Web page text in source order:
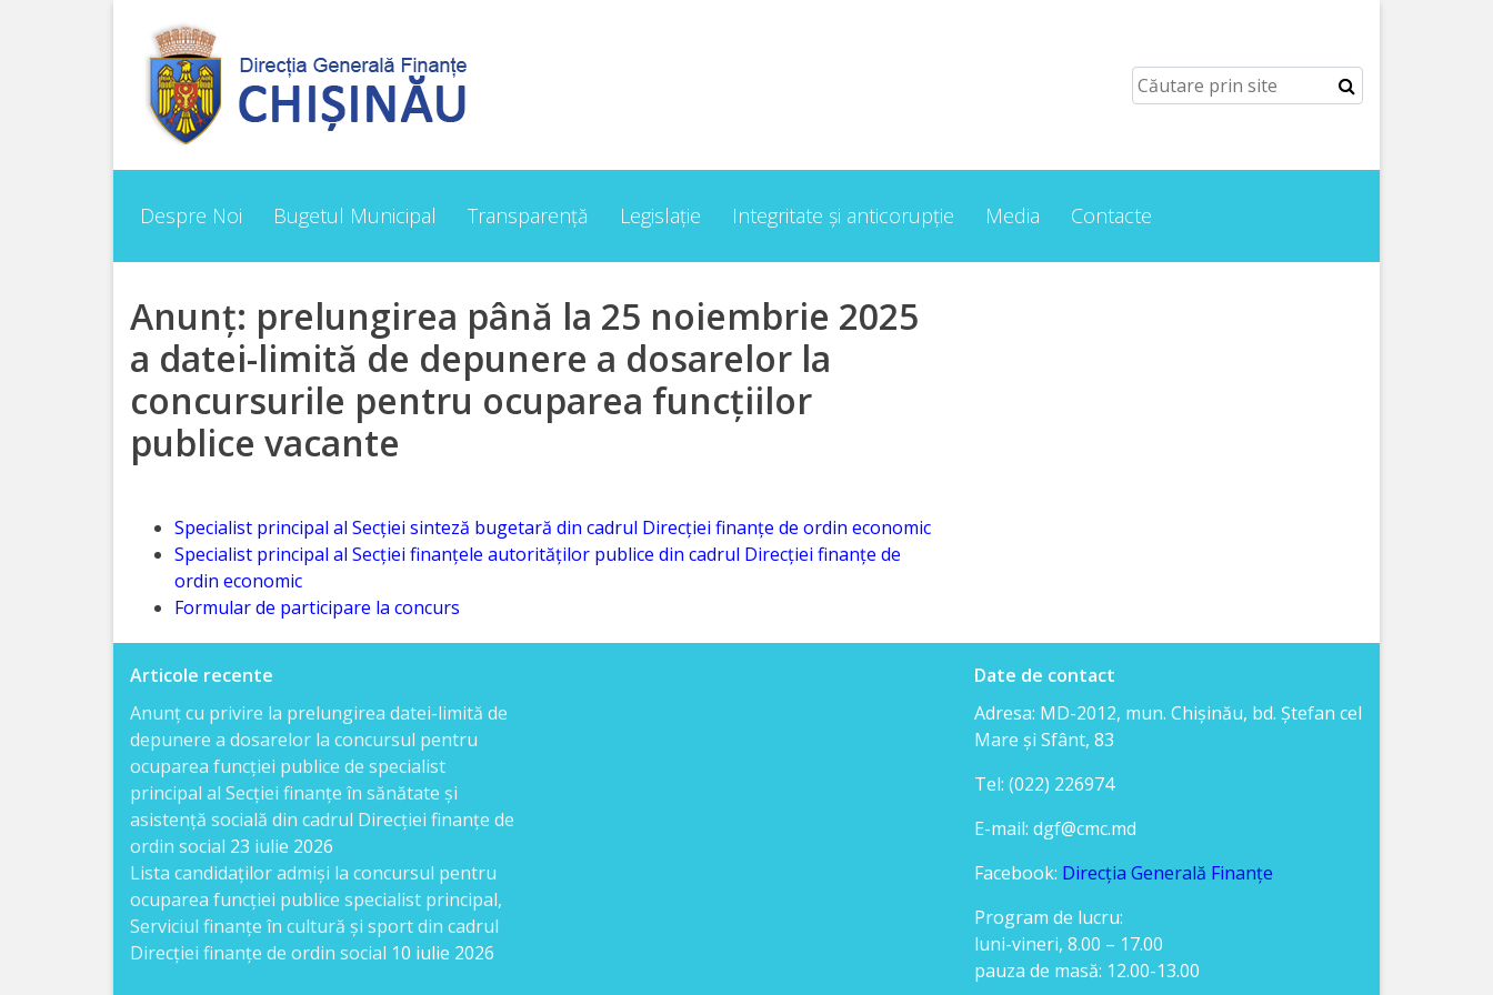
Direcţia
finanțe
ordin
economic
Direcția
finanțe
ordin
social
Direcția
datorii
angajamente
financiare
Direcţia
Despre Noi Bugetul Municipal Transparență Legislație Integritate și anticorupție Media Contacte
Anunț: prelungirea până la 25 noiembrie 2025
a datei-limită de depunere a dosarelor la
concursurile pentru ocuparea funcțiilor
publice vacante
Specialist principal al Secției sinteză bugetară din cadrul Direcției finanțe de ordin economic
Specialist principal al Secției finanțele autorităților publice din cadrul Direcției finanțe de
ordin economic
Formular de participare la concurs
Articole recente
Anunț cu privire la prelungirea datei-limită de
depunere a dosarelor la concursul pentru
ocuparea funcției publice de specialist
principal al Secției finanțe în sănătate și
asistență socială din cadrul Direcției finanțe de
ordin social 23 iulie 2026
Lista candidaţilor admişi la concursul pentru
ocuparea funcției publice specialist principal,
Serviciul finanțe în cultură și sport din cadrul
Direcției finanțe de ordin social 10 iulie 2026
Date de contact
Adresa: MD-2012, mun. Chişinău, bd. Ştefan cel
Mare şi Sfânt, 83
Tel: (022) 226974
E-mail: dgf@cmc.md
Facebook: Direcția Generală Finanțe
Program de lucru:
luni-vineri, 8.00 – 17.00
pauza de masă: 12.00-13.00